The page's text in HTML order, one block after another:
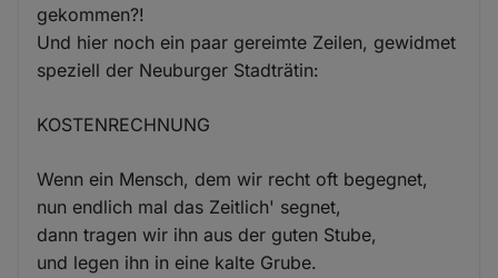
gekommen?!
Und hier noch ein paar gereimte Zeilen, gewidmet
speziell der Neuburger Stadträtin:
KOSTENRECHNUNG
Wenn ein Mensch, dem wir recht oft begegnet,
nun endlich mal das Zeitlich' segnet,
dann tragen wir ihn aus der guten Stube,
und legen ihn in eine kalte Grube.